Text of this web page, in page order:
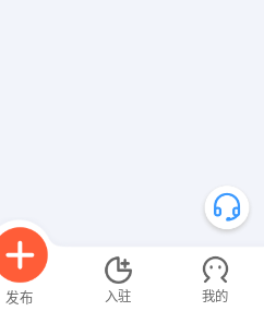
发布 入驻 我的